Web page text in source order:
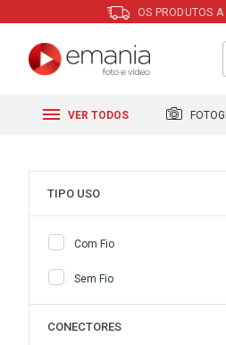
OS PRODUTOS A
VER TODOS
TIPO USO
Com Fio
Sem Fio
CONECTORES